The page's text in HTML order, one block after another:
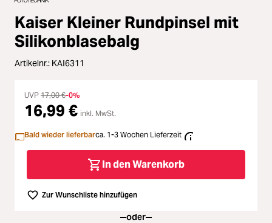
Licht & Studio
Bildbearbeitung
Ferngläser
Second Hand
SALE
Kaiser Kleiner Rundpinsel mit
Silikonblasebalg
Artikelnr.: KAI6311
UVP 17,00 €-0%
16,99 € inkl. MwSt.
Bald wieder lieferbarca. 1-3 Wochen Lieferzeit
In den Warenkorb
Zur Wunschliste hinzufügen
oder